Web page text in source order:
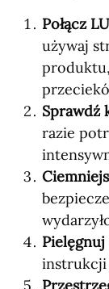
Połącz
używaj
Sprawdź
razie
instrukcji